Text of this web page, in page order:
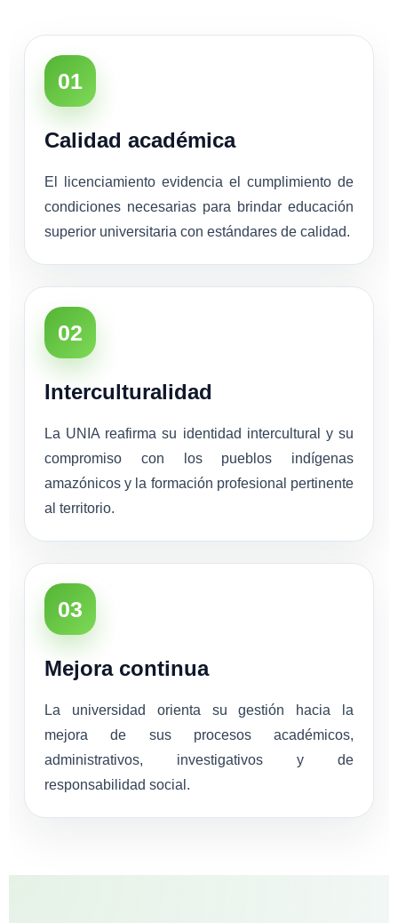
01
Calidad académica
El licenciamiento evidencia el cumplimiento de
condiciones necesarias para brindar educación
superior universitaria con estándares de calidad.
02
Interculturalidad
La UNIA reafirma su identidad intercultural y su
compromiso con los pueblos indígenas
amazónicos y la formación profesional pertinente
al territorio.
03
Mejora continua
La universidad orienta su gestión hacia la
mejora de sus procesos académicos,
administrativos, investigativos y de
responsabilidad social.